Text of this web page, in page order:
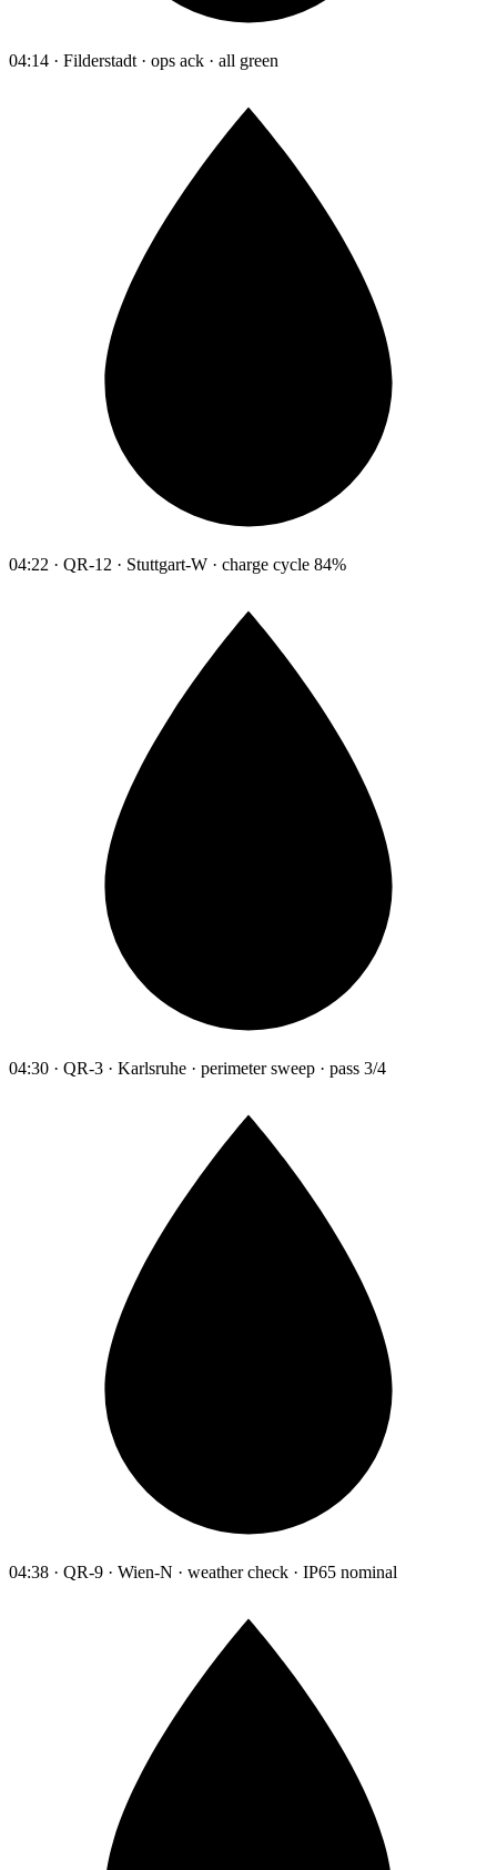
04:14 · Filderstadt · ops ack · all green
04:22 · QR-12 · Stuttgart-W · charge cycle 84%
04:30 · QR-3 · Karlsruhe · perimeter sweep · pass 3/4
04:38 · QR-9 · Wien-N · weather check · IP65 nominal